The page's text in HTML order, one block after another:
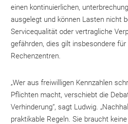
einen kontinuierlichen,
ausgelegt und können Lasten nicht
Servicequalität oder vertragliche
gefährden, dies gilt insbesondere für
Rechenzentren.
„Wer aus freiwilligen Kennzahlen
Pflichten macht, verschiebt die
Verhinderung“, sagt Ludwig.
praktikable Regeln. Sie braucht